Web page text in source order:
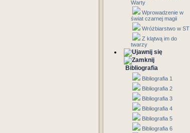
Warty
Wprowadzenie w
świat czarnej magii
Wróżbiarstwo w ST
Z klątwą im do
twarzy
Bibliografia
Bibliografia 1
Bibliografia 2
Bibliografia 3
Bibliografia 4
Bibliografia 5
Bibliografia 6